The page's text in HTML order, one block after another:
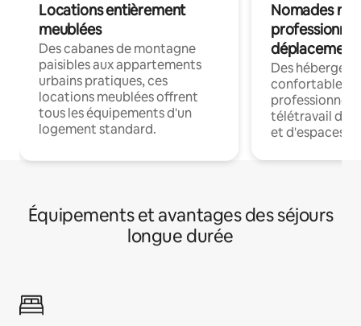
Locations entièrement
meublées
Des cabanes de montagne
paisibles aux appartements
urbains pratiques, ces
locations meublées offrent
tous les équipements d'un
logement standard.
Nomades
déplacement
Des
confortables
professionnels
télétravail
et d'espaces
Équipements et avantages des séjours
longue durée